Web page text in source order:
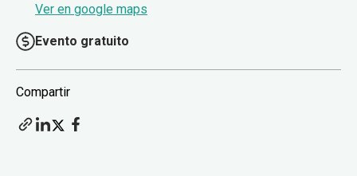
Ver en google maps
Evento gratuito
Compartir